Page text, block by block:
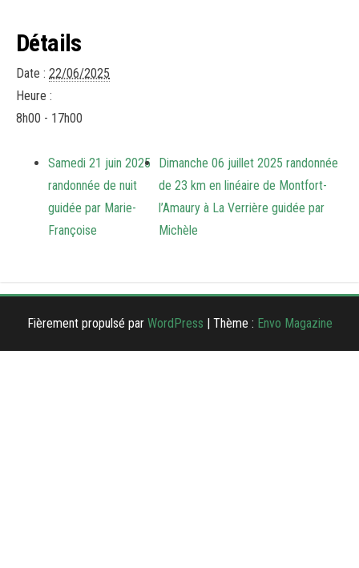
Détails
Date : 22/06/2025
Heure :
8h00 - 17h00
Samedi 21 juin 2025
randonnée de nuit
guidée par Marie-
Françoise
Dimanche 06 juillet 2025 randonnée
de 23 km en linéaire de Montfort-
l’Amaury à La Verrière guidée par
Michèle
Fièrement propulsé par WordPress | Thème : Envo Magazine